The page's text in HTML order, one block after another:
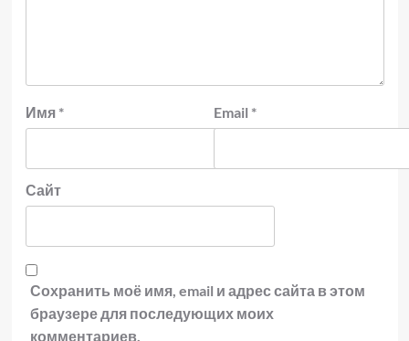
Имя * Email *
Сайт
Сохранить моё имя, email и адрес сайта в этом
браузере для последующих моих
комментариев.